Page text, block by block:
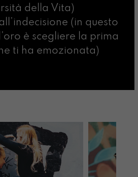
della Vita)
(in questo
è scegliere la prima
ti ha emozionata)